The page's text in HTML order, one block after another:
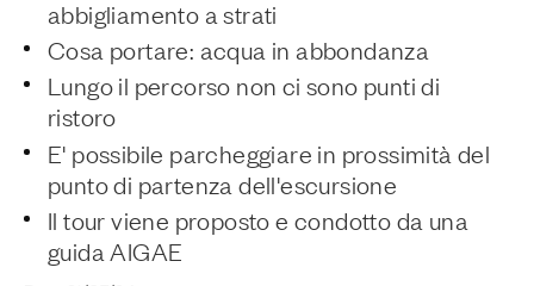
abbigliamento a strati
Cosa portare: acqua in abbondanza
Lungo il percorso non ci sono punti di
ristoro
E' possibile parcheggiare in prossimità del
punto di partenza dell'escursione
Il tour viene proposto e condotto da una
guida AIGAE